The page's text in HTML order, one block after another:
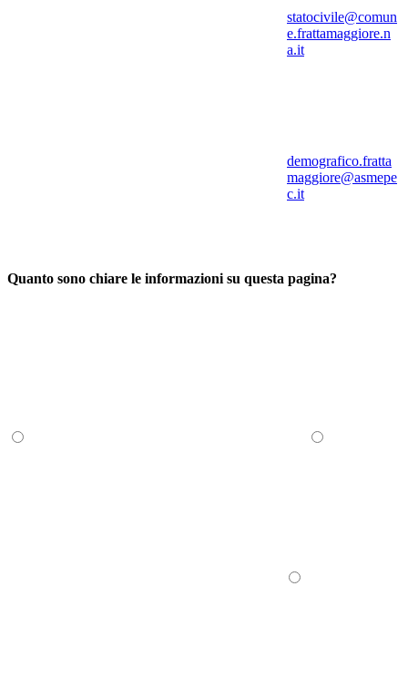
statocivile@comun
e.frattamaggiore.n
a.it
demografico.fratta
maggiore@asmepe
c.it
Quanto sono chiare le informazioni su questa pagina?